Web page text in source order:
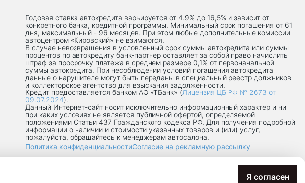
Я согласен
Годовая ставка автокредита варьируется от 4.9% до 16,5% и зависит от
конкретного банка, кредитной программы. Минимальный срок погашения от 61
дня, максимальный - 96 месяцев. При этом любые дополнительные комиссии
автоцентром «Кировский» не взимаются.
В случае невозвращения в условленный срок суммы автокредита или суммы
процентов по автокредиту банк-партнер оставляет за собой право начислить
штраф за просрочку платежа в среднем размере 0,1% от первоначальной
суммы автокредита. При несоблюдении условий погашения автокредита
данные о нарушителе могут быть переданы в специальный реестр должников
и коллекторское агентство для взыскания задолженности.
Кредит предоставляется банком АО «ТБанк» (Лицензия ЦБ РФ № 2673 от
09.07.2024).
Данный Интернет-сaйт носит исключительно информационный характер и ни
при каких условиях не является публичной офертой, определяемой
положениями Статьи 437 Гражданского кодекса РФ. Для получения подробной
информации о наличии и стоимости указанных товаров и (или) услуг,
пожалуйста, обращайтесь к менеджерам автосалона.
Политика конфиденциальностиСогласие на рекламную рассылку
Д. 13, К. 2, ПОМЕЩ. 17/8П